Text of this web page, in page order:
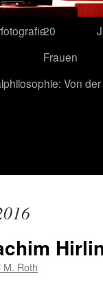
20
Frauen
Von
M. Roth